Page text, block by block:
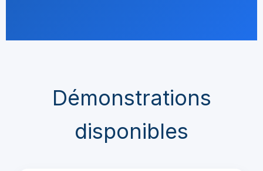
Démonstrations
disponibles